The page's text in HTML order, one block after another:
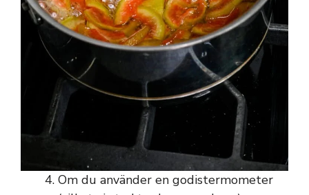
Om du använder en godistermometer